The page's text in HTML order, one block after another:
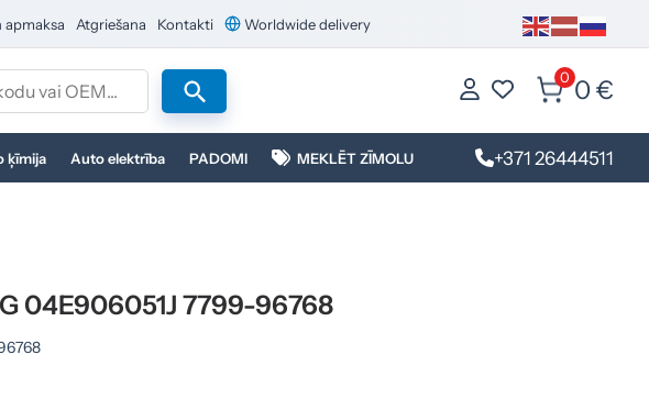
apmaksa Atgriešana Kontakti Worldwide delivery
0 0 €
ķīmija Auto elektrība PADOMI MEKLĒT ZĪMOLU +371 26444511
04E906051J 7799-96768